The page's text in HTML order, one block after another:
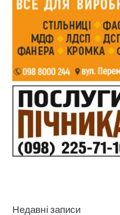
Недавні записи